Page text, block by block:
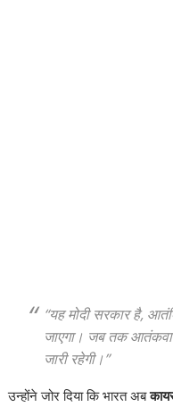
“यह मोदी सरकार है,
जाएगा। जब तक
जारी रहेगी।”
उन्होंने जोर दिया कि भारत अब